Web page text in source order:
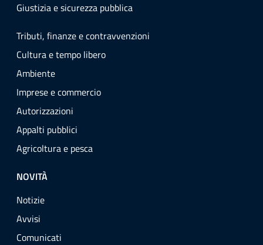
Giustizia e sicurezza pubblica
Tributi, finanze e contravvenzioni
Cultura e tempo libero
Ambiente
Imprese e commercio
Autorizzazioni
Appalti pubblici
Agricoltura e pesca
NOVITÀ
Notizie
Avvisi
Comunicati